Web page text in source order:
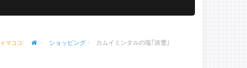
イマココ: ショッピング カムイミンタルの塩｢淡雪｣